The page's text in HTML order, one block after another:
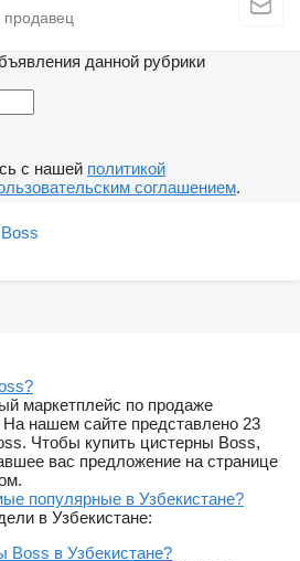
данной рубрики
с нашей политикой
соглашением.
маркетплейс по продаже
На нашем сайте представлено 23
Чтобы купить цистерны Boss,
вас предложение на странице
популярные в Узбекистане?
в Узбекистане:
Boss в Узбекистане?